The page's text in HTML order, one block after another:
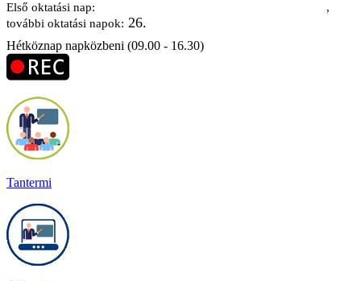
Első oktatási nap:
,
további oktatási napok: 26.
Hétköznap napközbeni (09.00 - 16.30)
Tantermi